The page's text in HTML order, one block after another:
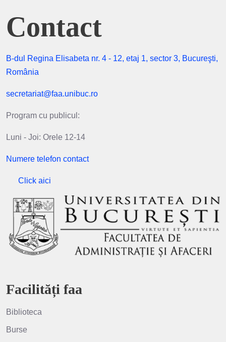
Contact
B-dul Regina Elisabeta nr. 4 - 12, etaj 1, sector 3, Bucureşti,
România
secretariat@faa.unibuc.ro
Program cu publicul:
Luni - Joi: Orele 12-14
Numere telefon contact
Click aici
Facilități faa
Biblioteca
Burse